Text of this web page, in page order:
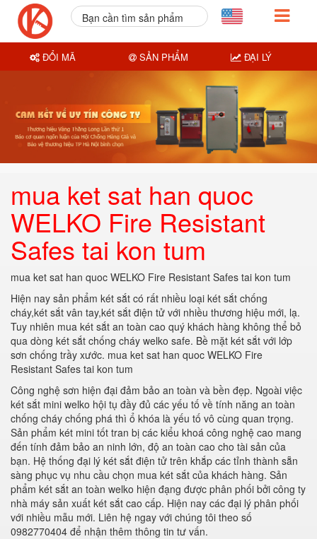
mua ket sat han quoc
WELKO Fire Resistant
Safes tai kon tum
mua ket sat han quoc WELKO Fire Resistant Safes tai kon tum
Hiện nay sản phẩm két sắt có rất nhiều loại két sắt chống
cháy,két sắt vân tay,két sắt điện tử với nhiều thương hiệu mới, lạ.
Tuy nhiên mua két sắt an toàn cao quý khách hàng không thể bỏ
qua dòng két sắt chống cháy welko safe. Bề mặt két sắt với lớp
sơn chống trầy xước. mua ket sat han quoc WELKO Fire
Resistant Safes tai kon tum
Công nghệ sơn hiện đại đảm bảo an toàn và bền đẹp. Ngoài việc
két sắt mini welko hội tụ đầy đủ các yếu tố về tính năng an toàn
chống cháy chống phá thì ổ khóa là yếu tố vô cùng quan trọng.
Sản phẩm két mini tốt tran bị các kiểu khoá công nghệ cao mang
đến tính đảm bảo an ninh lớn, độ an toàn cao cho tài sản của
bạn. Hệ thống đại lý két sắt điện tử trên khắp các tỉnh thành sẵn
sàng phục vụ nhu cầu chọn mua két sắt của khách hàng. Sản
phẩm két sắt an toàn welko hiện đạng được phân phối bởi công ty
nhà máy sản xuất két sắt cao cấp. Hiện nay các đại lý phân phối
với nhiều mẫu mới. Liên hệ ngay với chúng tôi theo số
0982770404 để nhận thêm thông tin tư vấn.
Bạn cần tìm sản phẩm
ĐỔI MÃ SẢN PHẨM ĐẠI LÝ